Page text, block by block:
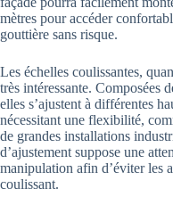
mètres pour accéder
gouttière sans risque.
Les échelles coulissantes,
très intéressante. Composées
elles s’ajustent à différentes
nécessitant une flexibilité,
de grandes installations
d’ajustement suppose une
manipulation afin d’éviter les
coulissant.